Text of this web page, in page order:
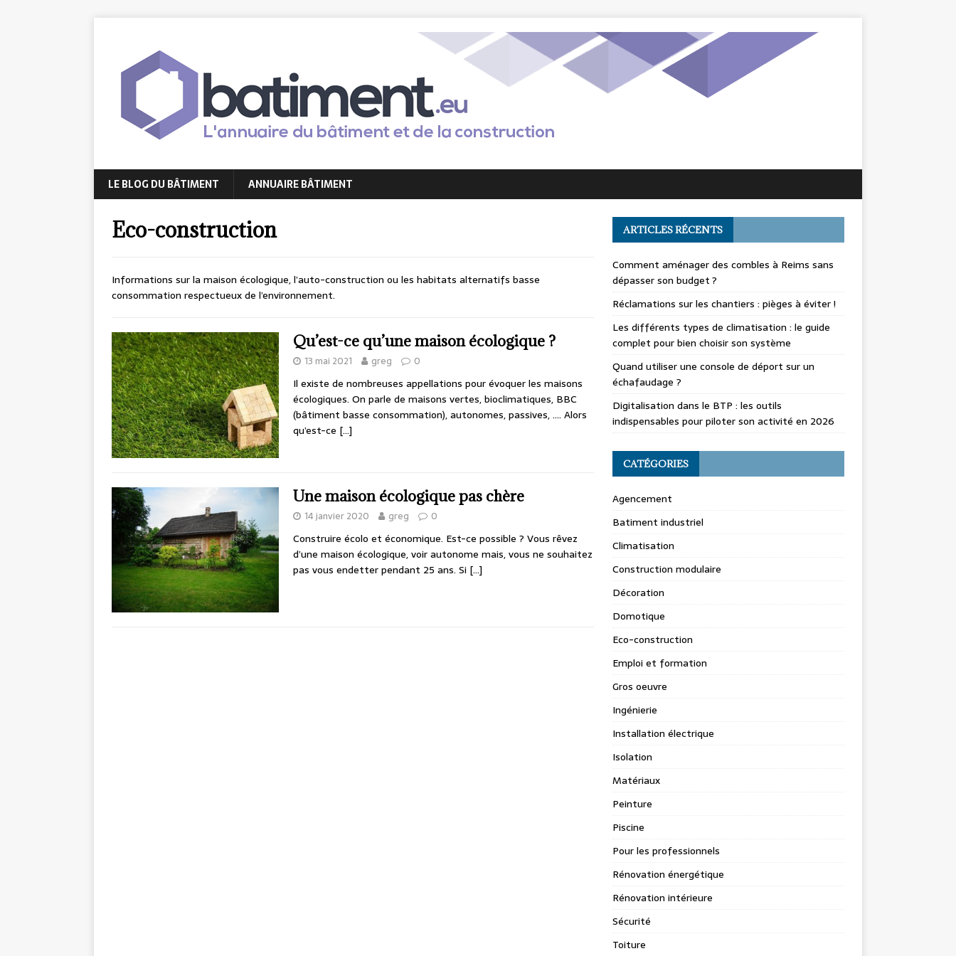
LE BLOG DU BÂTIMENT ANNUAIRE BÂTIMENT
Eco-construction
Informations sur la maison écologique, l’auto-construction ou les habitats alternatifs basse
consommation respectueux de l’environnement.
Qu’est-ce qu’une maison écologique ?
13 mai 2021 greg 0
Il existe de nombreuses appellations pour évoquer les maisons
écologiques. On parle de maisons vertes, bioclimatiques, BBC
(bâtiment basse consommation), autonomes, passives, …. Alors
qu’est-ce […]
Une maison écologique pas chère
14 janvier 2020 greg 0
Construire écolo et économique. Est-ce possible ? Vous rêvez
d’une maison écologique, voir autonome mais, vous ne souhaitez
pas vous endetter pendant 25 ans. Si […]
ARTICLES RÉCENTS
Comment aménager des combles à Reims sans
dépasser son budget ?
Réclamations sur les chantiers : pièges à éviter !
Les différents types de climatisation : le guide
complet pour bien choisir son système
Quand utiliser une console de déport sur un
échafaudage ?
Digitalisation dans le BTP : les outils
indispensables pour piloter son activité en 2026
CATÉGORIES
Agencement
Batiment industriel
Climatisation
Construction modulaire
Décoration
Domotique
Eco-construction
Emploi et formation
Gros oeuvre
Ingénierie
Installation électrique
Isolation
Matériaux
Peinture
Piscine
Pour les professionnels
Rénovation énergétique
Rénovation intérieure
Sécurité
Toiture